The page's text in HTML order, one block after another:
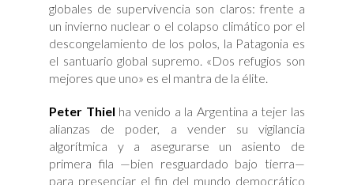
globales de supervivencia son claros: frente a
un invierno nuclear o el colapso climático por el
descongelamiento de los polos, la Patagonia es
el santuario global supremo. «Dos refugios son
mejores que uno» es el mantra de la élite.
Peter Thiel ha venido a la Argentina a tejer las
alianzas de poder, a vender su vigilancia
algorítmica y a asegurarse un asiento de
primera fila —bien resguardado bajo tierra—
para presenciar el fin del mundo democrático